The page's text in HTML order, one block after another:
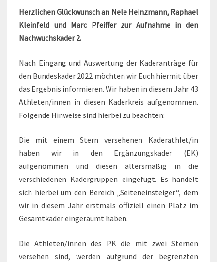
Herzlichen Glückwunsch an Nele Heinzmann, Raphael
Kleinfeld und Marc Pfeiffer zur Aufnahme in den
Nachwuchskader 2.
Nach Eingang und Auswertung der Kaderanträge für
den Bundeskader 2022 möchten wir Euch hiermit über
das Ergebnis informieren. Wir haben in diesem Jahr 43
Athleten/innen in diesen Kaderkreis aufgenommen.
Folgende Hinweise sind hierbei zu beachten:
Die mit einem Stern versehenen Kaderathlet/in
haben wir in den Ergänzungskader (EK)
aufgenommen und diesen altersmäßig in die
verschiedenen Kadergruppen eingefügt. Es handelt
sich hierbei um den Bereich „Seiteneinsteiger“, dem
wir in diesem Jahr erstmals offiziell einen Platz im
Gesamtkader eingeräumt haben.
Die Athleten/innen des PK die mit zwei Sternen
versehen sind, werden aufgrund der begrenzten